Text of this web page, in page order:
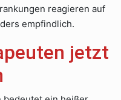
reagieren auf
empfindlich.
jetzt